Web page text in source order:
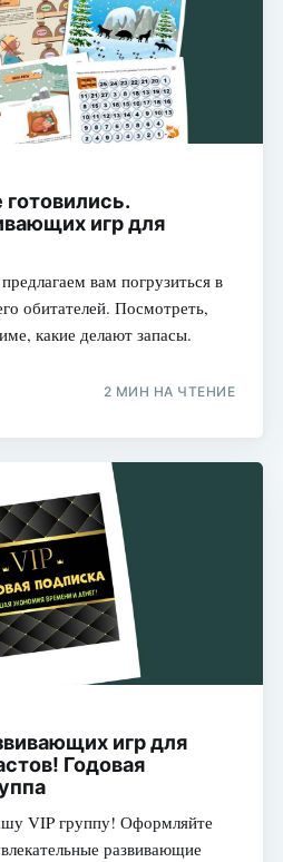
готовились.
игр для
вам погрузиться в
обитателей. Посмотреть,
какие делают запасы.
2 МИН НА ЧТЕНИЕ
игр для
Годовая
VIP группу! Оформляйте
развивающие